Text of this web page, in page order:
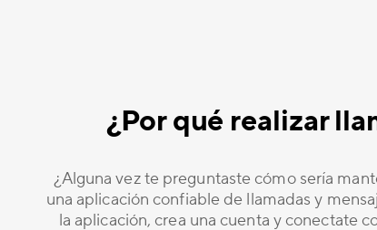
¿Por qué realizar
¿Alguna vez te preguntaste cómo sería
una aplicación confiable de llamadas y
la aplicación, crea una cuenta y conectate